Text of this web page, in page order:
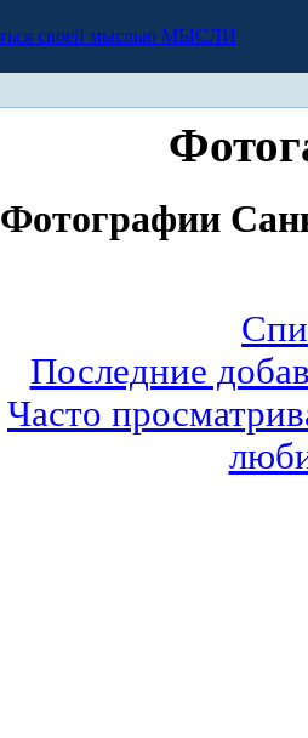
МЫСЛИ
Фотографии
Последние
Часто